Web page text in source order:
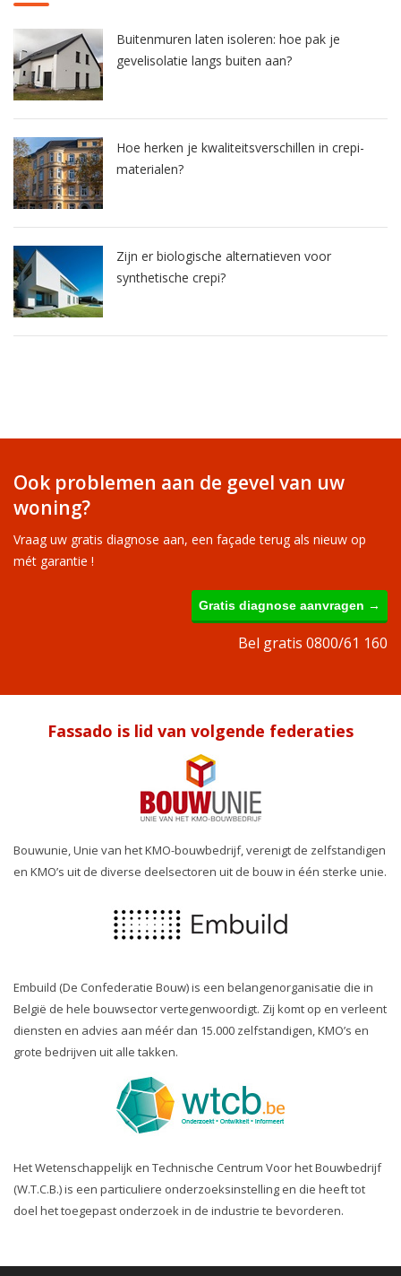
Buitenmuren laten isoleren: hoe pak je
gevelisolatie langs buiten aan?
Hoe herken je kwaliteitsverschillen in crepi-
materialen?
Zijn er biologische alternatieven voor
synthetische crepi?
Ook problemen aan de gevel van uw
woning?
Vraag uw gratis diagnose aan, een façade terug als nieuw op
mét garantie !
Gratis diagnose aanvragen →
Bel gratis 0800/61 160
Fassado is lid van volgende federaties
Bouwunie, Unie van het KMO-bouwbedrijf, verenigt de zelfstandigen
en KMO’s uit de diverse deelsectoren uit de bouw in één sterke unie.
Embuild (De Confederatie Bouw) is een belangenorganisatie die in
België de hele bouwsector vertegenwoordigt. Zij komt op en verleent
diensten en advies aan méér dan 15.000 zelfstandigen, KMO’s en
grote bedrijven uit alle takken.
Het Wetenschappelijk en Technische Centrum Voor het Bouwbedrijf
(W.T.C.B.) is een particuliere onderzoeksinstelling en die heeft tot
doel het toegepast onderzoek in de industrie te bevorderen.